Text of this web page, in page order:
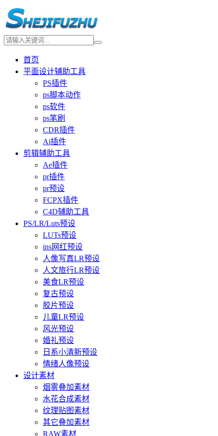
首页
平面设计辅助工具
PS插件
ps脚本动作
ps软件
ps笔刷
CDR插件
Ai插件
剪辑辅助工具
Ae插件
pr插件
pr预设
FCPX插件
C4D辅助工具
PS/LR/Luts预设
LUTs预设
ins网红预设
人像写真LR预设
人文旅行LR预设
美食LR预设
复古预设
胶片预设
儿童LR预设
风光预设
婚礼预设
日系小清新预设
情绪人像预设
设计素材
烟雾叠加素材
水花合成素材
纹理贴图素材
其它叠加素材
RAW素材